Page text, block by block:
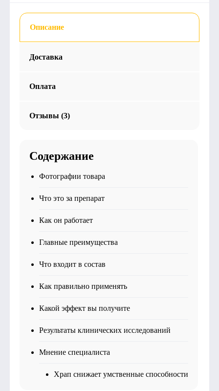
Описание
Доставка
Оплата
Отзывы (3)
Содержание
Фотографии товара
Что это за препарат
Как он работает
Главные преимущества
Что входит в состав
Как правильно применять
Какой эффект вы получите
Результаты клинических исследований
Мнение специалиста
Храп снижает умственные способности